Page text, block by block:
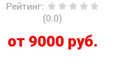
Рейтинг:
(0.0)
от 9000 руб.